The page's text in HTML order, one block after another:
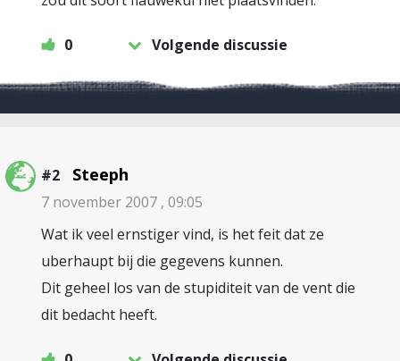
0 Volgende discussie
#2 Steeph
7 november 2007 , 09:05
Wat ik veel ernstiger vind, is het feit dat ze
uberhaupt bij die gegevens kunnen.
Dit geheel los van de stupiditeit van de vent die
dit bedacht heeft.